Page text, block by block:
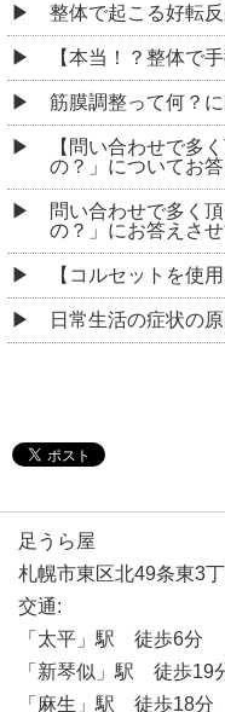
整体で起こる好転
【本当！？整体で
筋膜調整って何？
【問い合わせで多
の？」についてお答
問い合わせで多く
の？」にお答えさせ
【コルセットを使
日常生活の症状の
足うら屋
札幌市東区北49条東3
交通:
「太平」駅 徒歩6分
「新琴似」駅 徒歩19
「麻生」駅 徒歩18分